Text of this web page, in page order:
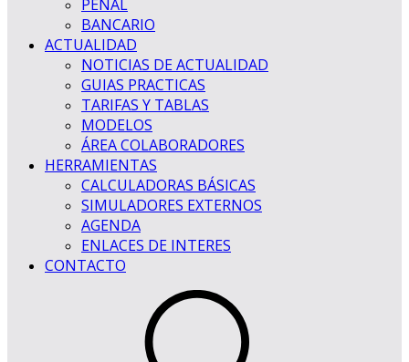
PENAL
BANCARIO
ACTUALIDAD
NOTICIAS DE ACTUALIDAD
GUIAS PRACTICAS
TARIFAS Y TABLAS
MODELOS
ÁREA COLABORADORES
HERRAMIENTAS
CALCULADORAS BÁSICAS
SIMULADORES EXTERNOS
AGENDA
ENLACES DE INTERES
CONTACTO